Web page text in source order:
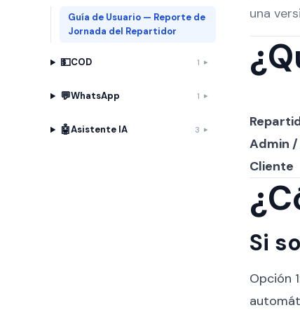
Guía de Usuario — Reporte de
Jornada del Repartidor
💵COD 1
💬WhatsApp 1
🤖Asistente IA 3
una
Admin
Cliente
Si
Opción